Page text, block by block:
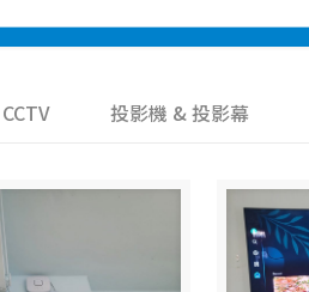
CCTV 投影機 & 投影幕